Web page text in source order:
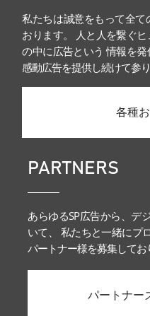
私たちは誠意をもって全
おります。 人と人を繋ぐ
の中に広告という 情報を
感動広告を提供し続けて参り
各種
PARTNERS
あらゆるSP広告から、デ
いて、 私たちと一緒にプ
パートナー様を募集してお
パートナー